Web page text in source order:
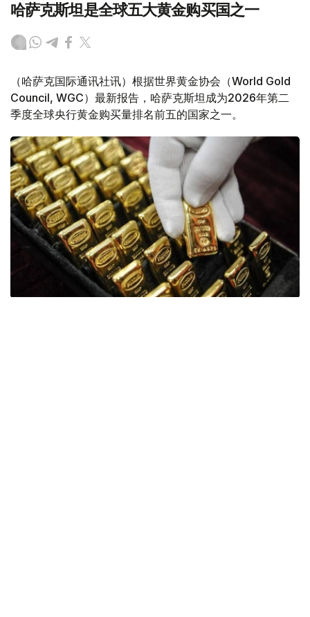
哈萨克斯坦是全球五大黄金购买国之一
（哈萨克国际通讯社讯）根据世界黄金协会（World Gold
Council, WGC）最新报告，哈萨克斯坦成为2026年第二
季度全球央行黄金购买量排名前五的国家之一。